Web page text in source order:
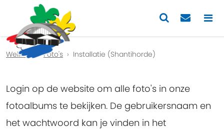
Previous
Welkom Foto's Installatie (Shantihorde)
Login op de website om alle foto's in onze
fotoalbums te bekijken. De gebruikersnaam en
het wachtwoord kan je vinden in het